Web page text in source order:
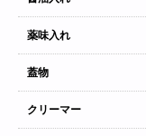
薬味入れ
蓋物
クリーマー